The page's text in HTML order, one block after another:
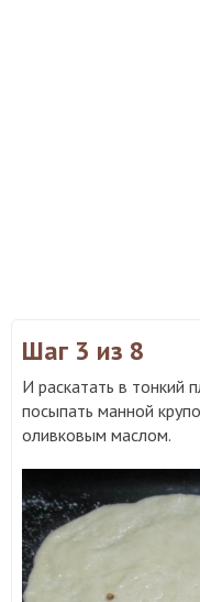
Шаг 3 из 8
И раскатать в тонкий
посыпать манной
оливковым маслом.